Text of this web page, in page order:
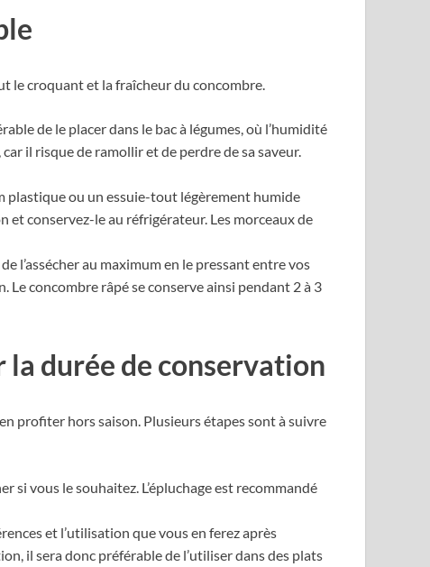
le croquant et la fraîcheur du concombre.
de le placer dans le bac à légumes, où l’humidité
il risque de ramollir et de perdre de sa saveur.
plastique ou un essuie-tout légèrement humide
et conservez-le au réfrigérateur. Les morceaux de
l’assécher au maximum en le pressant entre vos
Le concombre râpé se conserve ainsi pendant 2 à 3
durée de conservation
profiter hors saison. Plusieurs étapes sont à suivre
si vous le souhaitez. L’épluchage est recommandé
et l’utilisation que vous en ferez après
il sera donc préférable de l’utiliser dans des plats